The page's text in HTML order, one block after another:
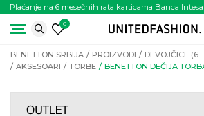
Plaćanje na 6 mesečnih rata karticama Banca Intesa
0
BENETTON SRBIJA PROIZVODI
DEVOJČICE (6
AKSESOARI
TORBE BENETTON DEČIJA